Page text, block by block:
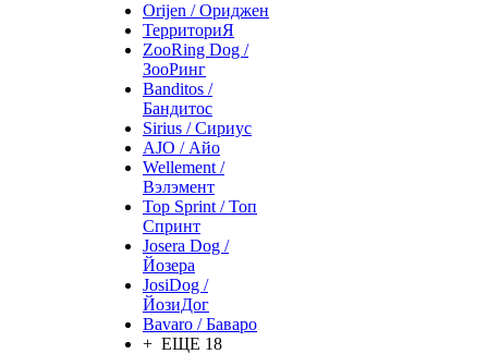
Orijen / Ориджен
ТерриториЯ
ZooRing Dog /
ЗооРинг
Banditos /
Бандитос
Sirius / Сириус
AJO / Айо
Wellement /
Вэлэмент
Top Sprint / Топ
Спринт
Josera Dog /
Йозера
JosiDog /
ЙозиДог
Bavaro / Баваро
+ ЕЩЕ 18